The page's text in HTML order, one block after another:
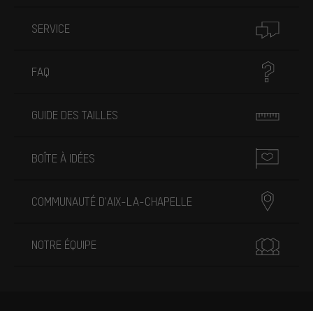
SERVICE
FAQ
GUIDE DES TAILLES
BOÎTE À IDÉES
COMMUNAUTÉ D'AIX-LA-CHAPELLE
NOTRE ÉQUIPE